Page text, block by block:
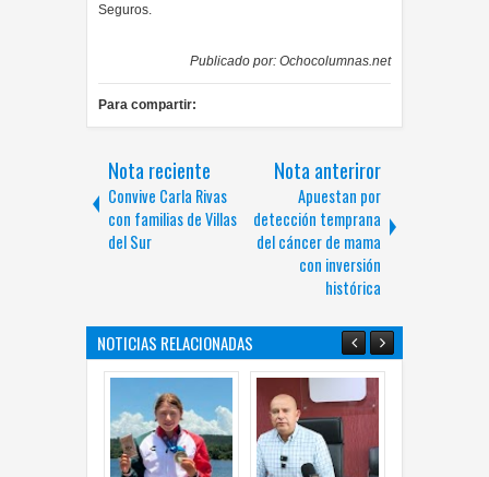
Seguros.
Publicado por: Ochocolumnas.net
Para compartir:
Nota reciente
Convive Carla Rivas
con familias de Villas
del Sur
Nota anteriror
Apuestan por
detección temprana
del cáncer de mama
con inversión
histórica
NOTICIAS RELACIONADAS